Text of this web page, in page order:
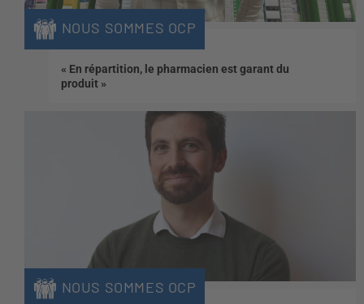
NOUS SOMMES OCP
« En répartition, le pharmacien est garant du
produit »
NOUS SOMMES OCP